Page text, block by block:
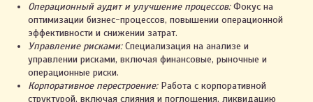
Операционный аудит и улучшение процессов:Фокус на
оптимизации бизнес-процессов, повышении операционной
эффективности и снижении затрат.
Управление рисками:Специализация на анализе и
управлении рисками, включая финансовые, рыночные и
операционные риски.
Корпоративное перестроение:Работа с корпоративной
структурой, включая слияния и поглощения, ликвидацию